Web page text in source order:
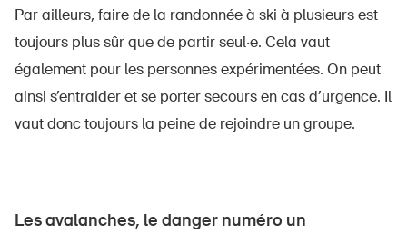
Par ailleurs, faire de la randonnée à ski à plusieurs est
toujours plus sûr que de partir seul‧e. Cela vaut
également pour les personnes expérimentées. On peut
ainsi s’entraider et se porter secours en cas d’urgence. Il
vaut donc toujours la peine de rejoindre un groupe.
Les avalanches, le danger numéro un